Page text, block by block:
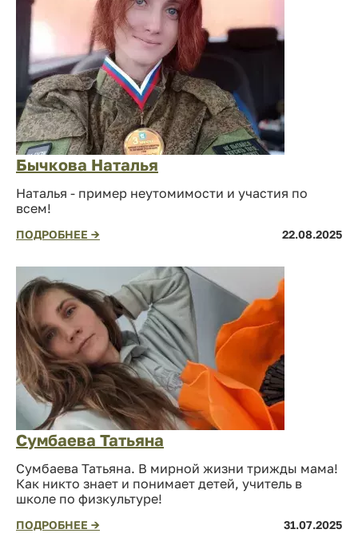
Бычкова Наталья
Наталья - пример неутомимости и участия по
всем!
ПОДРОБНЕЕ → 22.08.2025
Сумбаева Татьяна
Сумбаева Татьяна. В мирной жизни трижды мама!
Как никто знает и понимает детей, учитель в
школе по физкультуре!
ПОДРОБНЕЕ → 31.07.2025